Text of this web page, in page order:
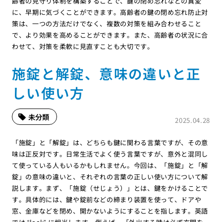
に、早期に気づくことができます。高齢者の鍵の閉め忘れ防止対
策は、一つの方法だけでなく、複数の対策を組み合わせること
で、より効果を高めることができます。また、高齢者の状況に合
わせて、対策を柔軟に見直すことも大切です。
施錠と解錠、意味の違いと正
しい使い方
2025.04.28
未分類
「施錠」と「解錠」は、どちらも鍵に関わる言葉ですが、その意
味は正反対です。日常生活でよく使う言葉ですが、意外と混同し
て使っている人もいるかもしれません。今回は、「施錠」と「解
錠」の意味の違いと、それぞれの言葉の正しい使い方について解
説します。まず、「施錠（せじょう）」とは、鍵をかけることで
す。具体的には、鍵や錠前などの締まり装置を使って、ドアや
窓、金庫などを閉め、開かないようにすることを指します。英語